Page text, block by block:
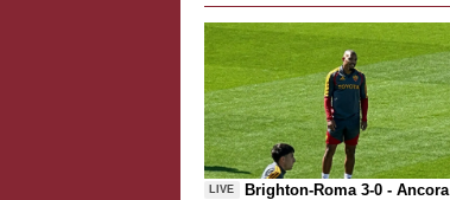
LIVE
Brighton-Roma 3-0 - Ancora